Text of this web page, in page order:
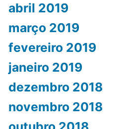
abril 2019
março 2019
fevereiro 2019
janeiro 2019
dezembro 2018
novembro 2018